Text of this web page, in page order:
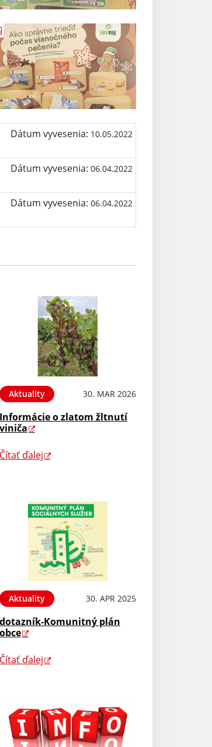
Dátum vyvesenia: 10.05.2022
Dátum vyvesenia: 06.04.2022
Dátum vyvesenia: 06.04.2022
Aktuality 30. MAR 2026
Informácie o zlatom žltnutí
viniča
Čítať ďalej
Aktuality 30. APR 2025
dotazník-Komunitný plán
obce
Čítať ďalej